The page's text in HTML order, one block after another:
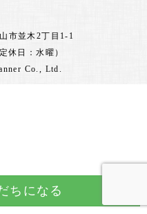
市並木2丁目1-1
休日：水曜）
Co., Ltd.
ちになる